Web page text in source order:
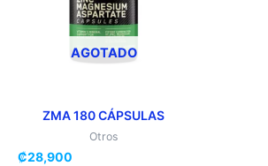
AGOTADO
ZMA 180 CÁPSULAS
Otros
₡28,900
variantes.
Las
opciones
elegir
en